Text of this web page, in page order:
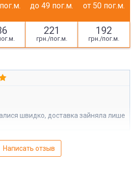
пог.м. до 49 пог.м.
221
грн./пог.м.
от 50 пог.м.
192
грн./пог.м.
швидко, доставка зайняла лише
Написать отзыв